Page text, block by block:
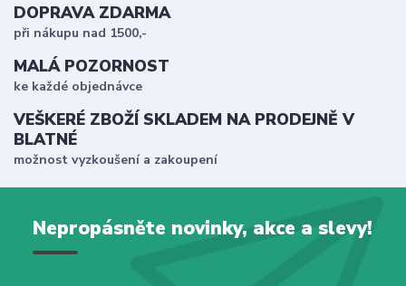
DOPRAVA ZDARMA
při nákupu nad 1500,-
MALÁ POZORNOST
ke každé objednávce
VEŠKERÉ ZBOŽÍ SKLADEM NA PRODEJNĚ V
BLATNÉ
možnost vyzkoušení a zakoupení
Nepropásněte novinky, akce a slevy!